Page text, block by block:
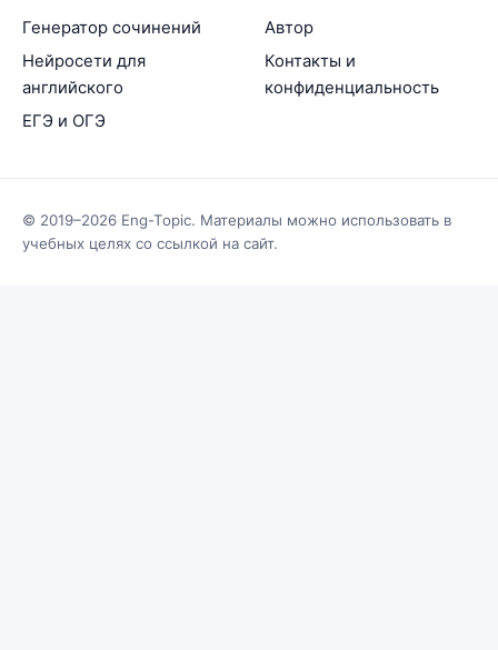
Генератор сочинений
Нейросети для
английского
ЕГЭ и ОГЭ
Автор
Контакты и
конфиденциальность
© 2019–2026 Eng-Topic. Материалы можно использовать в
учебных целях со ссылкой на сайт.